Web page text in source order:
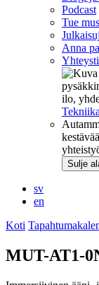
Podcast
Tue
Anna
ilo,
Sulje
sv
en
Koti
MUT-AT1-